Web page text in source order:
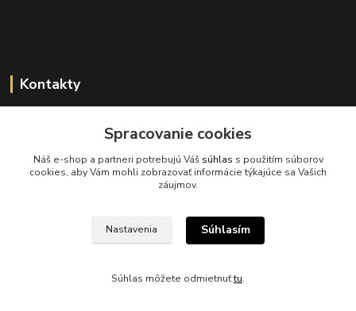
Kontakty
Spracovanie cookies
Náš e-shop a partneri potrebujú Váš súhlas s použitím súborov
cookies, aby Vám mohli zobrazovať informácie týkajúce sa Vašich
záujmov.
Nastavenia Súhlasím
Súhlas môžete odmietnuťtu.